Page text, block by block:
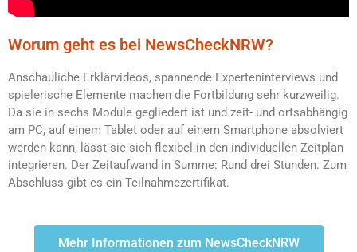
Worum geht es bei NewsCheckNRW?
Anschauliche Erklärvideos, spannende Experteninterviews und
spielerische Elemente machen die Fortbildung sehr kurzweilig.
Da sie in sechs Module gegliedert ist und zeit- und ortsabhängig
am PC, auf einem Tablet oder auf einem Smartphone absolviert
werden kann, lässt sie sich flexibel in den individuellen Zeitplan
integrieren. Der Zeitaufwand in Summe: Rund drei Stunden. Zum
Abschluss gibt es ein Teilnahmezertifikat.
Mehr Informationen zum NewsCheckNRW